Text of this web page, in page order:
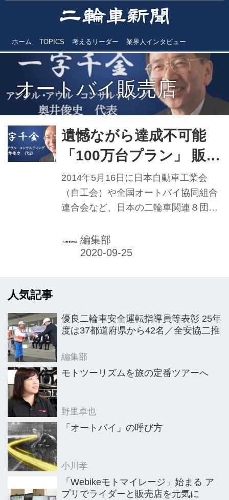
ホーム TOPICS 考えるリーダー 業界人インタビュー
オートバイ販売店
遺憾ながら達成不可能
「100万台プラン」 販売
店活動として具現化ない
2014年5月16日に日本自動車工業会
（自工会）や全国オートバイ協同組合
連合会など、日本の二輪車関連８団体
二輪車市場100万台プランの達成実現
が、遺憾ながら不可能な状況になっ
編集部
人気記事
優良二輪車安全運転指導員等表彰 25年
度は37都道府県から42名／全安協二推
編集部
モトツーリズムを旅の定番ツアーへ
野里卓也
「オートバイ」の呼び方
小川孝
「Webikeモトマイレージ」始まる ア
プリでライダーと販売店を元気に